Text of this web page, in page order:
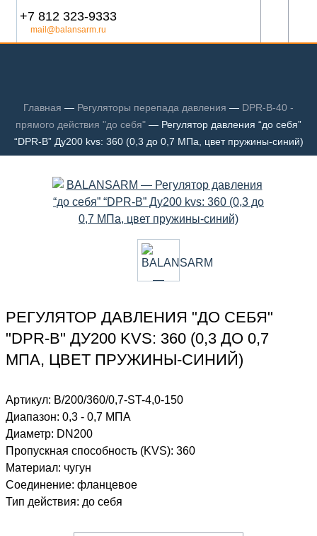
+7 812 323-9333
mail@balansarm.ru
Главная — Регуляторы перепада давления — DPR-B-40 -
прямого действия "до себя" — Регулятор давления “до себя”
“DPR-B” Ду200 kvs: 360 (0,3 до 0,7 МПа, цвет пружины-синий)
РЕГУЛЯТОР ДАВЛЕНИЯ "ДО СЕБЯ"
"DPR-B" ДУ200 KVS: 360 (0,3 ДО 0,7
МПА, ЦВЕТ ПРУЖИНЫ-СИНИЙ)
Артикул: B/200/360/0,7-ST-4,0-150
Диапазон: 0,3 - 0,7 МПА
Диаметр: DN200
Пропускная способность (KVS): 360
Материал: чугун
Соединение: фланцевое
Тип действия: до себя